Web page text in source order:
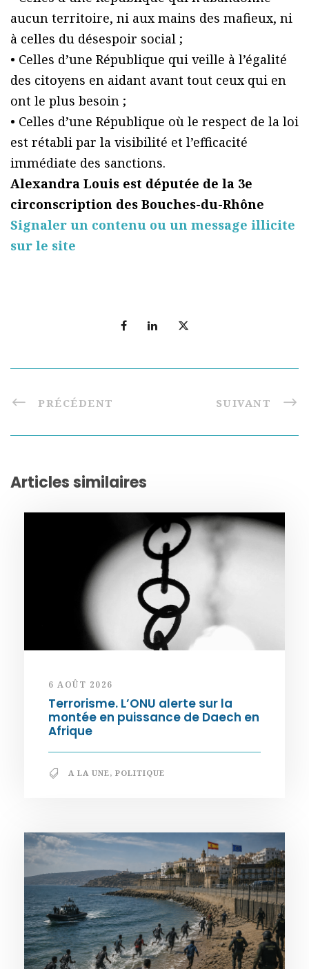
aucun territoire, ni aux mains des mafieux, ni
à celles du désespoir social ;
• Celles d’une République qui veille à l’égalité
des citoyens en aidant avant tout ceux qui en
ont le plus besoin ;
• Celles d’une République où le respect de la loi
est rétabli par la visibilité et l’efficacité
immédiate des sanctions.
Alexandra Louis est députée de la 3e
circonscription des Bouches-du-Rhône
Signaler un contenu ou un message illicite
sur le site
PRÉCÉDENT SUIVANT
Articles similaires
6 AOÛT 2026
Terrorisme. L’ONU alerte sur la
montée en puissance de Daech en
Afrique
A LA UNE, POLITIQUE